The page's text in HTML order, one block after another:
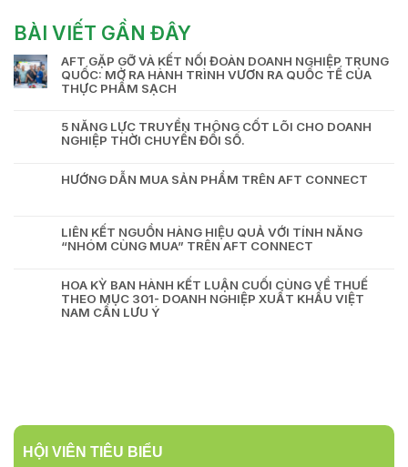
BÀI VIẾT GẦN ĐÂY
AFT GẶP GỠ VÀ KẾT NỐI ĐOÀN DOANH NGHIỆP TRUNG
QUỐC: MỞ RA HÀNH TRÌNH VƯƠN RA QUỐC TẾ CỦA
THỰC PHẨM SẠCH
5 NĂNG LỰC TRUYỀN THÔNG CỐT LÕI CHO DOANH
NGHIỆP THỜI CHUYỂN ĐỔI SỐ.
HƯỚNG DẪN MUA SẢN PHẨM TRÊN AFT CONNECT
LIÊN KẾT NGUỒN HÀNG HIỆU QUẢ VỚI TÍNH NĂNG
“NHÓM CÙNG MUA” TRÊN AFT CONNECT
HOA KỲ BAN HÀNH KẾT LUẬN CUỐI CÙNG VỀ THUẾ
THEO MỤC 301- DOANH NGHIỆP XUẤT KHẨU VIỆT
NAM CẦN LƯU Ý
HỘI VIÊN TIÊU BIỂU